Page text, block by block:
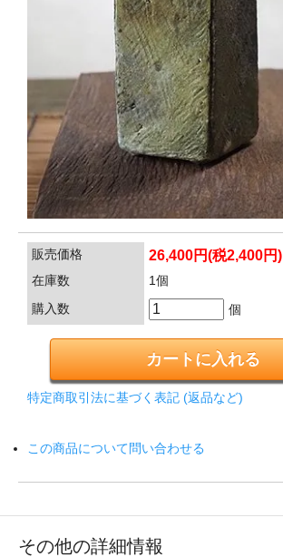
販売価格 26,400円(税2,400円)
在庫数
1個
購入数
個
特定商取引法に基づく表記 (返品など)
この商品について問い合わせる
その他の詳細情報